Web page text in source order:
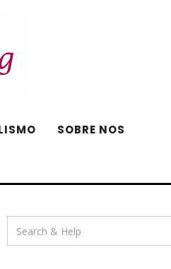
SOBRE NOS
for: